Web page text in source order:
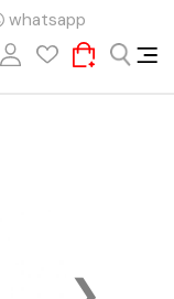
| whatsapp